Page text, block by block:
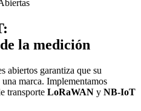
la medición
abiertos garantiza que su
marca. Implementamos
transporte LoRaWAN y NB-IoT